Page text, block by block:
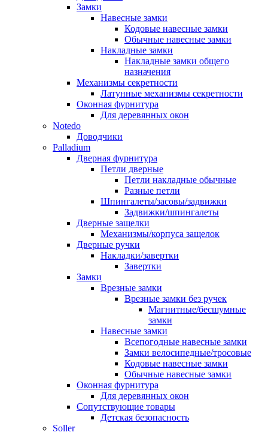
Замки
Навесные замки
Кодовые навесные замки
Обычные навесные замки
Накладные замки
Накладные замки общего
назначения
Механизмы секретности
Латунные механизмы секретности
Оконная фурнитура
Для деревянных окон
Notedo
Доводчики
Palladium
Дверная фурнитура
Петли дверные
Петли накладные обычные
Разные петли
Шпингалеты/засовы/задвижки
Задвижки/шпингалеты
Дверные защелки
Механизмы/корпуса защелок
Дверные ручки
Накладки/завертки
Завертки
Замки
Врезные замки
Врезные замки без ручек
Магнитные/бесшумные
замки
Навесные замки
Всепогодные навесные замки
Замки велосипедные/тросовые
Кодовые навесные замки
Обычные навесные замки
Оконная фурнитура
Для деревянных окон
Сопутствующие товары
Детская безопасность
Soller